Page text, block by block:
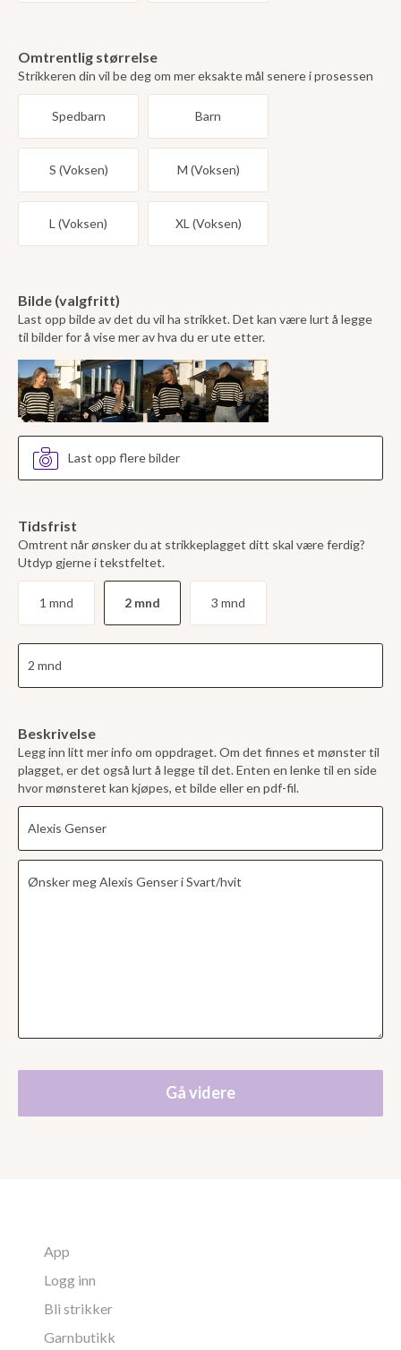
Omtrentlig størrelse
Strikkeren din vil be deg om mer eksakte mål senere i prosessen
Spedbarn Barn
S (Voksen) M (Voksen)
L (Voksen) XL (Voksen)
Bilde (valgfritt)
Last opp bilde av det du vil ha strikket. Det kan være lurt å legge
til bilder for å vise mer av hva du er ute etter.
Last opp flere bilder
Tidsfrist
Omtrent når ønsker du at strikkeplagget ditt skal være ferdig?
Utdyp gjerne i tekstfeltet.
1 mnd 2 mnd 3 mnd
Beskrivelse
Legg inn litt mer info om oppdraget. Om det finnes et mønster til
plagget, er det også lurt å legge til det. Enten en lenke til en side
hvor mønsteret kan kjøpes, et bilde eller en pdf-fil.
Gå videre
App
Logg inn
Bli strikker
Garnbutikk